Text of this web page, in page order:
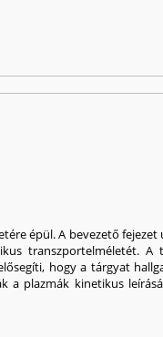
épül. A bevezető
transzportelméletét.
hogy a tárgyat
a plazmák kinetikus